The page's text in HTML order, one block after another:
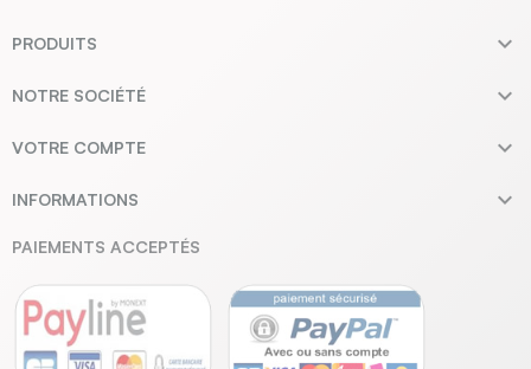
PRODUITS 
NOTRE SOCIÉTÉ 
VOTRE COMPTE 
INFORMATIONS 
PAIEMENTS ACCEPTÉS